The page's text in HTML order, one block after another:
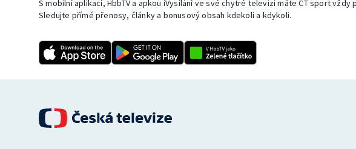
S mobilní aplikací, HbbTV a apkou iVysílání ve své chytré televizi máte ČT sport vždy
Sledujte přímé přenosy, články a bonusový obsah kdekoli a kdykoli.